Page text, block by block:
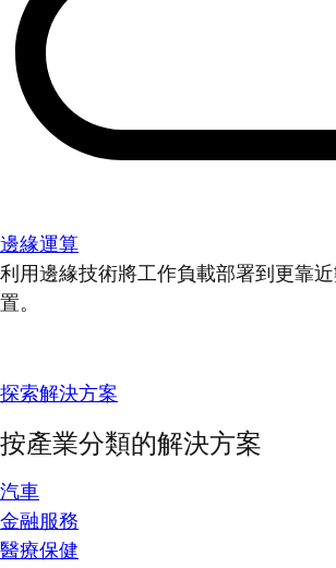
邊緣運算
利用邊緣技術將工作負載部署到更靠
置。
探索解決方案
按產業分類的解決方案
汽車
金融服務
醫療保健